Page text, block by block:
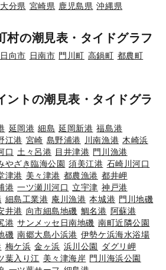
大分県 宮崎県 鹿児島県 沖縄県
村の潮見表・タイドグラフ
日向市 日南市 門川町 高鍋町 都農町
ントの潮見表・タイドグラ
延岡港 細島 延岡新港 福島港
江港 宮崎 島野浦港 川南漁港 木崎浜
口 土々呂港 目井津港 門川漁港
やざき臨海公園 須美江港 石崎川河口
津港 美々津港 都農漁港 都井岬
港 一ツ瀬川河口 立宇津 神戸港
細島工業港 庵川漁港 本城港 門川地磯
井港 向市細島地磯 鯛名港 阿蘇港
港 サンメッセ日南地磯 南町近隣公園
磯 南郷大島小浜港 伊勢ケ浜海水浴場
梅ケ浜 金ヶ浜 浜川公園
ダグリ岬
葉入り江 美々津海岸 門川海浜公園